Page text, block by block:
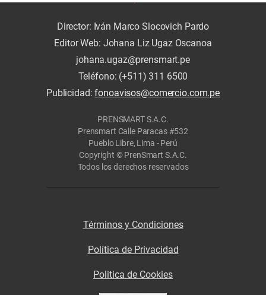
Director: Iván Marco Slocovich Pardo
Editor Web: Johana Liz Ugaz Oscanoa
johana.ugaz@prensmart.pe
Teléfono: (+511) 311 6500
Publicidad:fonoavisos@comercio.com.pe
PRENSMART S.A.C.
Prensmart Calle Paracas #532
Pueblo Libre, Lima - Perú
Copyright © PrenSmart S.A.C.
Todos los derechos reservados
Términos y Condiciones
Política de Privacidad
Politica de Cookies